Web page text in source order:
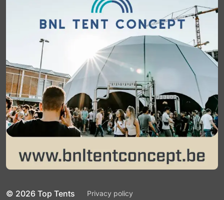
© 2026 Top Tents Privacy policy